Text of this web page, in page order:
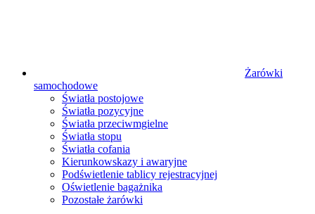
Żarówki
samochodowe
Światła postojowe
Światła pozycyjne
Światła przeciwmgielne
Światła stopu
Światła cofania
Kierunkowskazy i awaryjne
Podświetlenie tablicy rejestracyjnej
Oświetlenie bagażnika
Pozostałe żarówki